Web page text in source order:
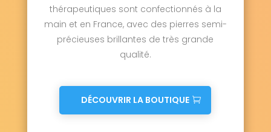
thérapeutiques sont confectionnés à la
main et en France, avec des pierres semi-
précieuses brillantes de très grande
qualité.
DÉCOUVRIR LA BOUTIQUE